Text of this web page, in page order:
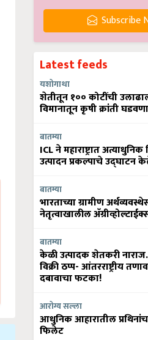
Subscribe
Latest feeds
यशोगाथा
शेतीतून १०० कोटींची
विमानातून कृषी क्रांती
बातम्या
ICL ने महाराष्ट्रात
उत्पादन प्रकल्पाचे उद्घाटन
बातम्या
भारताच्या ग्रामीण
नेतृत्वाखालील
बातम्या
केळी उत्पादक शेतकरी
विक्री ठप्प- आंतरराष्ट्रीय
दबावाचा फटका!
आरोग्य सल्ला
आधुनिक आहारातील
फिलेट